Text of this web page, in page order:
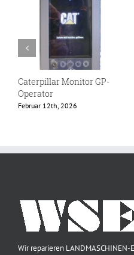
Caterpillar Lader 438
Terminal
Februar 12th, 2026
Wir reparieren